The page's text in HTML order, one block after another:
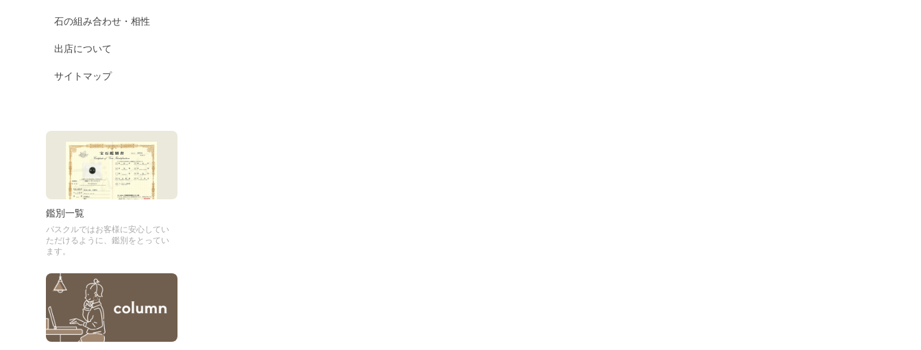
石の組み合わせ・相性
出店について
サイトマップ
鑑別一覧
パスクルではお客様に安心してい
ただけるように、鑑別をとってい
ます。